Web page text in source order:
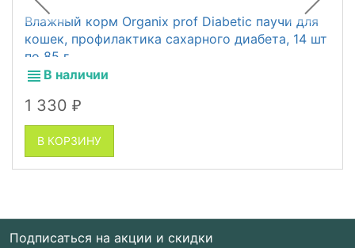
Влажный корм Organix prof Diabetic паучи для
кошек, профилактика сахарного диабета, 14 шт
по 85 г
В наличии
1 330 ₽
В КОРЗИНУ
Подписаться на акции и скидки